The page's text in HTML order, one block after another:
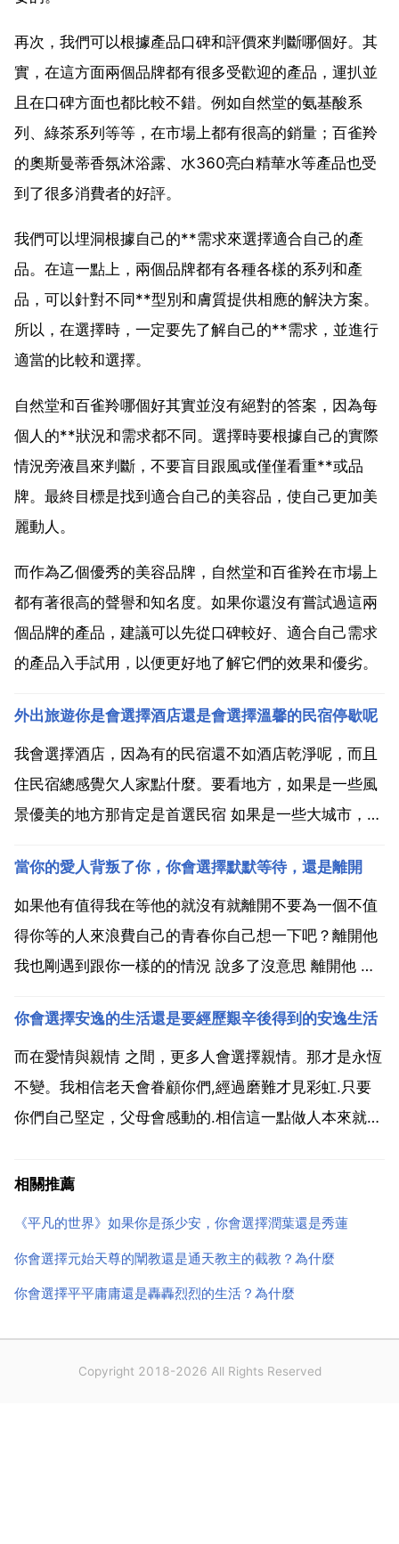
再次，我們可以根據產品口碑和評價來判斷哪個好。其
實，在這方面兩個品牌都有很多受歡迎的產品，運扒並
且在口碑方面也都比較不錯。例如自然堂的氨基酸系
列、綠茶系列等等，在市場上都有很高的銷量；百雀羚
的奧斯曼蒂香氛沐浴露、水360亮白精華水等產品也受
到了很多消費者的好評。
我們可以埋洞根據自己的**需求來選擇適合自己的產
品。在這一點上，兩個品牌都有各種各樣的系列和產
品，可以針對不同**型別和膚質提供相應的解決方案。
所以，在選擇時，一定要先了解自己的**需求，並進行
適當的比較和選擇。
自然堂和百雀羚哪個好其實並沒有絕對的答案，因為每
個人的**狀況和需求都不同。選擇時要根據自己的實際
情況旁液昌來判斷，不要盲目跟風或僅僅看重**或品
牌。最終目標是找到適合自己的美容品，使自己更加美
麗動人。
而作為乙個優秀的美容品牌，自然堂和百雀羚在市場上
都有著很高的聲譽和知名度。如果你還沒有嘗試過這兩
個品牌的產品，建議可以先從口碑較好、適合自己需求
的產品入手試用，以便更好地了解它們的效果和優劣。
外出旅遊你是會選擇酒店還是會選擇溫馨的民宿停歇呢
我會選擇酒店，因為有的民宿還不如酒店乾淨呢，而且
住民宿總感覺欠人家點什麼。要看地方，如果是一些風
景優美的地方那肯定是首選民宿 如果是一些大城市，那
比較安全，第二我喜歡酒店的環境 當然是選擇溫馨的民
宿，這樣才能更好的體驗當地的風土人情。看地方，如
果是去體...
當你的愛人背叛了你，你會選擇默默等待，還是離開
如果他有值得我在等他的就沒有就離開不要為一個不值
得你等的人來浪費自己的青春你自己想一下吧？離開他
我也剛遇到跟你一樣的的情況 說多了沒意思 離開他 有
一生 會有不止一次愛人和被人愛的機會 所以離開他 你
只可能會過的更好 而我發現他背叛我之後 選擇...
你會選擇安逸的生活還是要經歷艱辛後得到的安逸生活
而在愛情與親情 之間，更多人會選擇親情。那才是永恆
不變。我相信老天會眷顧你們,經過磨難才見彩虹.只要
你們自己堅定，父母會感動的.相信這一點做人本來就很
才是真的 別人幫不了你 我選擇前者 我相信老天會眷顧
相關推薦
《平凡的世界》如果你是孫少安，你會選擇潤葉還是秀蓮
你會選擇元始天尊的闡教還是通天教主的截教？為什麼
你會選擇平平庸庸還是轟轟烈烈的生活？為什麼
Copyright 2018-2026 All Rights Reserved